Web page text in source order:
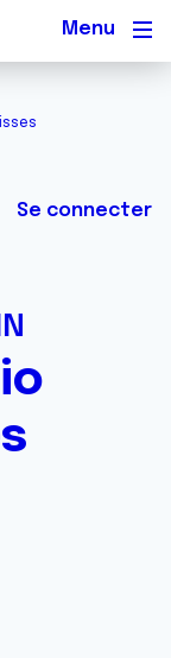
Se connecter